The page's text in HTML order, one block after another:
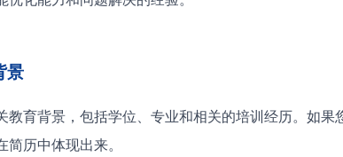
景
教育背景，包括学位、专业和相关的培训经历。如
历中体现出来。